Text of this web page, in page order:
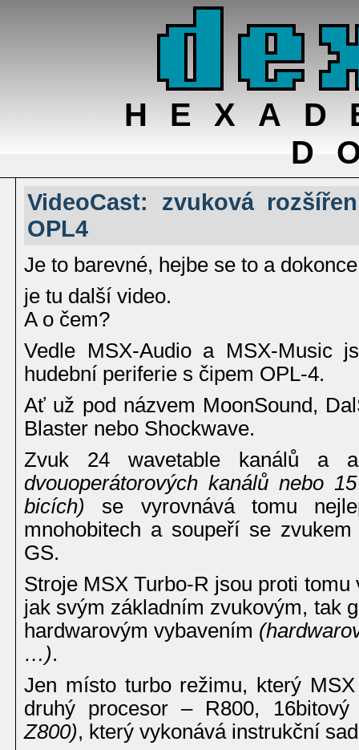
VideoCast: zvuková
OPL4
Je to barevné, hejbe se to a
je tu další video.
A o čem?
Vedle MSX-Audio a MSX-Music
hudební periferie s čipem OPL-4.
Ať už pod názvem MoonSound,
Blaster nebo Shockwave.
Zvuk 24 wavetable kanálů
dvouoperátorových kanálů nebo
bicích) se vyrovnává tomu
mnohobitech a soupeří se
GS.
Stroje MSX Turbo-R jsou proti
jak svým základním zvukovým, tak
hardwarovým vybavením
…).
Jen místo turbo režimu, který
druhý procesor – R800,
Z800), který vykonává instrukční